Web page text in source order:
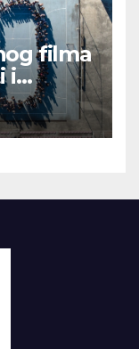
filma
i